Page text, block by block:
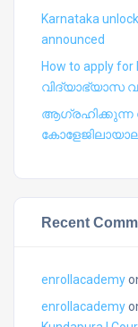
Karnataka
announced
How to apply for
വിദ്യാഭ്യാസ
ആഗ്രഹിക്കുന്ന
Recent
enrollacademy
enrollacademy